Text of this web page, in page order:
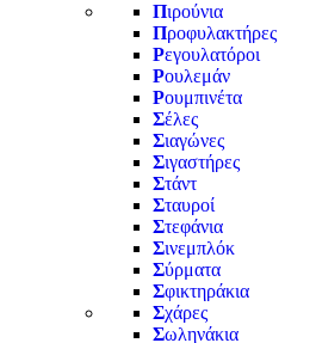
Πιρούνια
Προφυλακτήρες
Ρεγουλατόροι
Ρουλεμάν
Ρουμπινέτα
Σέλες
Σιαγώνες
Σιγαστήρες
Στάντ
Σταυροί
Στεφάνια
Σινεμπλόκ
Σύρματα
Σφικτηράκια
Σχάρες
Σωληνάκια